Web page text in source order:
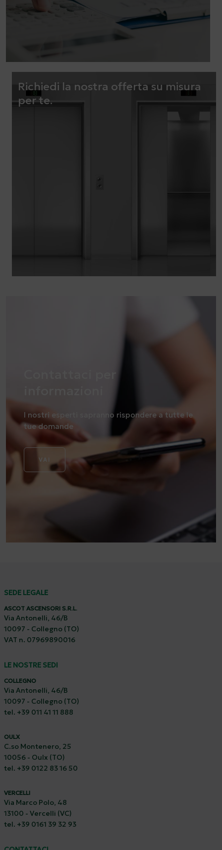
Richiedi la nostra offerta su misura
per te.
I nostri esperti sapranno rispondere a tutte le
tue domande
VAI
SEDE LEGALE
ASCOT ASCENSORI S.R.L.
Via Antonelli, 46/B
10097 - Collegno (TO)
VAT n. 07969890016
LE NOSTRE SEDI
COLLEGNO
Via Antonelli, 46/B
10097 - Collegno (TO)
tel. +39 011 41 11 888
OULX
C.so Montenero, 25
10056 - Oulx (TO)
tel. +39 0122 83 16 50
VERCELLI
Via Marco Polo, 48
13100 - Vercelli (VC)
tel. +39 0161 39 32 93